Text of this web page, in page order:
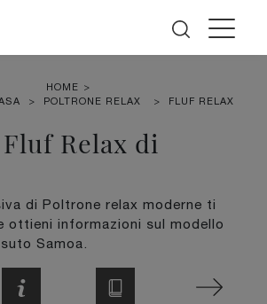
HOME >
> POLTRONE RELAX > FLUF RELAX
Relax di
di Poltrone relax moderne ti
ottieni informazioni sul modello
Samoa.